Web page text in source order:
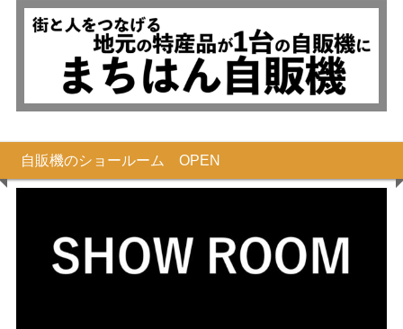
自販機のショールーム OPEN